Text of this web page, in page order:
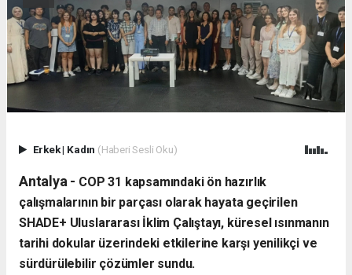
Erkek| Kadın (Haberi Sesli Oku)
Antalya - ​COP 31 kapsamındaki ön hazırlık
çalışmalarının bir parçası olarak hayata geçirilen
SHADE+ Uluslararası İklim Çalıştayı, küresel ısınmanın
tarihi dokular üzerindeki etkilerine karşı yenilikçi ve
sürdürülebilir çözümler sundu.